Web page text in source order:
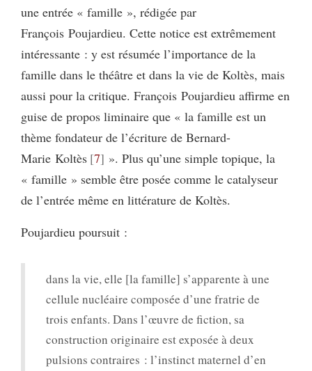
une entrée « famille », rédigée par
François Poujardieu. Cette notice est extrêmement
intéressante : y est résumée l’importance de la
famille dans le théâtre et dans la vie de Koltès, mais
aussi pour la critique. François Poujardieu affirme en
guise de propos liminaire que « la famille est un
thème fondateur de l’écriture de Bernard-
Marie Koltès 7 ». Plus qu’une simple topique, la
« famille » semble être posée comme le catalyseur
de l’entrée même en littérature de Koltès.
Poujardieu poursuit :
dans la vie, elle [la famille] s’apparente à une
cellule nucléaire composée d’une fratrie de
trois enfants. Dans l’œuvre de fiction, sa
construction originaire est exposée à deux
pulsions contraires : l’instinct maternel d’en